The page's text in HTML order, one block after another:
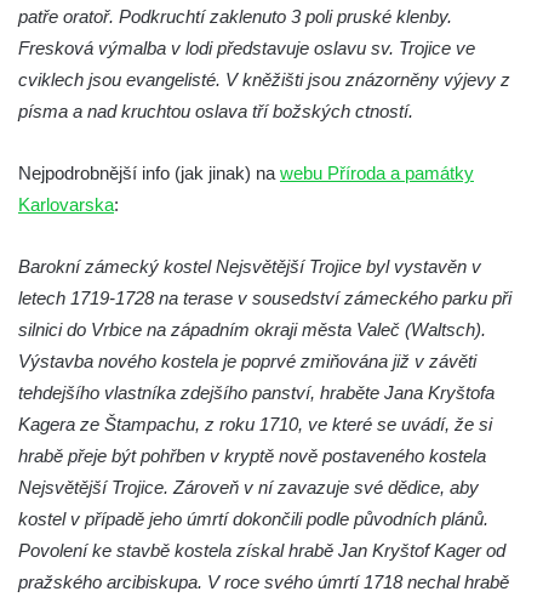
Kaple Olivetské hory pod věží kostela
svatého Michaela Archanděla v Bochově
Mildeova kaple pod Ortelem
Výklenková kaple v Teplické ulici u stadionu
v Duchcově
Kostel svatých Petra a Pavla v Jeníkově
Kaple svaté Anny v Jeníkově
Kaple Panny Marie v Lahošti
Kaple svatého Jana Nepomuckého v
Lahošti
Kaple Tří otců v Mikulášovicích
Kaple Matky Boží v Mikulášovicích
Kaple Andělů strážných (Fürleova kaple) v
patře oratoř. Podkruchtí zaklenuto 3 poli pruské klenby.
Fresková výmalba v lodi představuje oslavu sv. Trojice ve
cviklech jsou evangelisté. V kněžišti jsou znázorněny výjevy z
písma a nad kruchtou oslava tří božských ctností.
Nejpodrobnější info (jak jinak) na webu Příroda a památky
Karlovarska:
Barokní zámecký kostel Nejsvětější Trojice byl vystavěn v
letech 1719-1728 na terase v sousedství zámeckého parku při
silnici do Vrbice na západním okraji města Valeč (Waltsch).
Výstavba nového kostela je poprvé zmiňována již v závěti
tehdejšího vlastníka zdejšího panství, hraběte Jana Kryštofa
Kagera ze Štampachu, z roku 1710, ve které se uvádí, že si
hrabě přeje být pohřben v kryptě nově postaveného kostela
Nejsvětější Trojice. Zároveň v ní zavazuje své dědice, aby
kostel v případě jeho úmrtí dokončili podle původních plánů.
Povolení ke stavbě kostela získal hrabě Jan Kryštof Kager od
pražského arcibiskupa. V roce svého úmrtí 1718 nechal hrabě